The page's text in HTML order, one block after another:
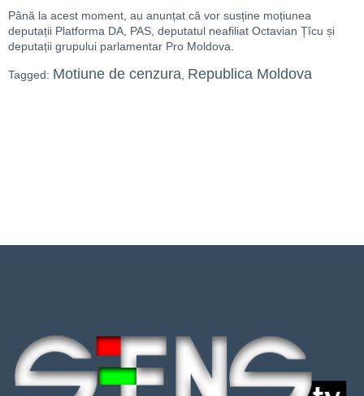
Până la acest moment, au anunțat că vor susține moțiunea
deputații Platforma DA, PAS, deputatul neafiliat Octavian Țîcu și
deputații grupului parlamentar Pro Moldova.
Tagged: Motiune de cenzura Republica Moldova